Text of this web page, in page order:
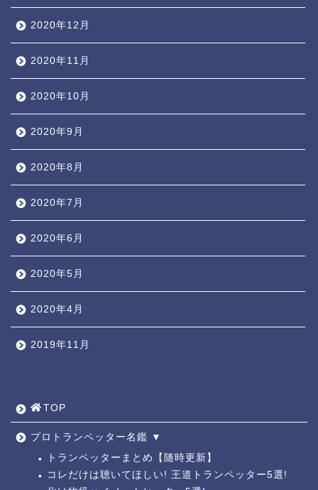
2020年12月
2020年11月
2020年10月
2020年9月
2020年8月
2020年7月
2020年6月
2020年5月
2020年4月
2019年11月
TOP
プロトランペッター名鑑 ▼
トランペッターまとめ【随時更新】
コレだけは聴いてほしい! 王道トランペッター5選!
トランペッター名鑑 ┫